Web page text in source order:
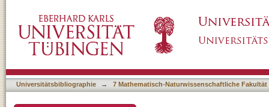
improve public transport service
city of Chisinau/Moldova
Universitätsbibliographie → 7 Mathematisch-Naturwissenschaftliche Fakultät